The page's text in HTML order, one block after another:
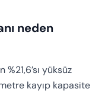
neden
yüksüz
kayıp kapasite